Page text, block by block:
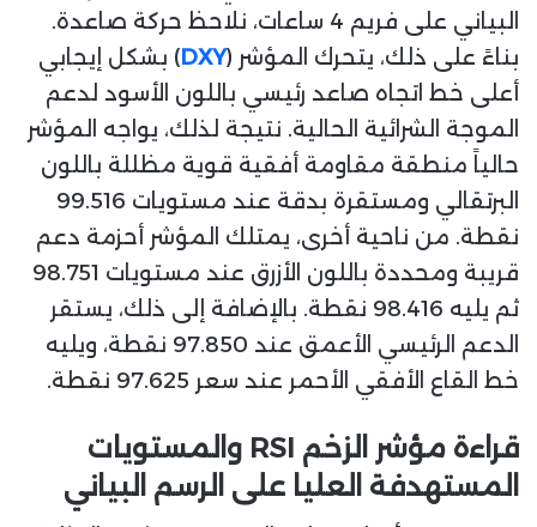
البياني على فريم 4 ساعات، نلاحظ حركة صاعدة.
بناءً على ذلك، يتحرك المؤشر (DXY) بشكل إيجابي
أعلى خط اتجاه صاعد رئيسي باللون الأسود لدعم
الموجة الشرائية الحالية. نتيجة لذلك، يواجه المؤشر
حالياً منطقة مقاومة أفقية قوية مظللة باللون
البرتقالي ومستقرة بدقة عند مستويات 99.516
نقطة. من ناحية أخرى، يمتلك المؤشر أحزمة دعم
قريبة ومحددة باللون الأزرق عند مستويات 98.751
ثم يليه 98.416 نقطة. بالإضافة إلى ذلك، يستقر
الدعم الرئيسي الأعمق عند 97.850 نقطة، ويليه
خط القاع الأفقي الأحمر عند سعر 97.625 نقطة.
قراءة مؤشر الزخم RSI والمستويات
المستهدفة العليا على الرسم البياني